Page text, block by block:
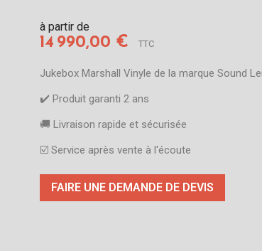
à partir de
14 990,00 € TTC
Jukebox Marshall Vinyle de la marque Sound
✔️​ Produit garanti 2 ans
🚚​ Livraison rapide et sécurisée
☑️​ Service après vente à l'écoute
FAIRE UNE DEMANDE DE DEVIS